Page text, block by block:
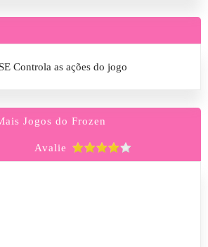
Controla as ações do jogo
Jogos do Frozen
Avalie